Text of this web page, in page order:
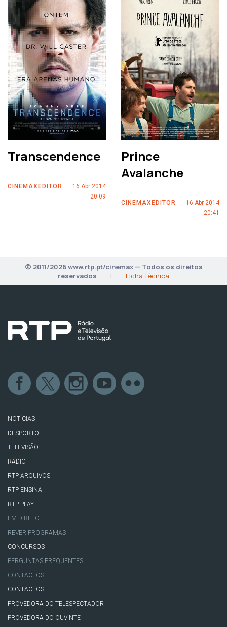
Transcendence
CINEMAXEDITOR
16 Abr 2014
20:09
Prince
Avalanche
CINEMAXEDITOR
16 Abr 2014
20:41
© 2011/2026 www.rtp.pt/cinemax — Todos os direitos
reservados
| Ficha Técnica
NOTÍCIAS
DESPORTO
TELEVISÃO
RÁDIO
RTP ARQUIVOS
RTP ENSINA
RTP PLAY
EM DIRETO
REVER PROGRAMAS
CONCURSOS
PERGUNTAS FREQUENTES
CONTACTOS
CONTACTOS
PROVEDORA DO TELESPECTADOR
PROVEDORA DO OUVINTE